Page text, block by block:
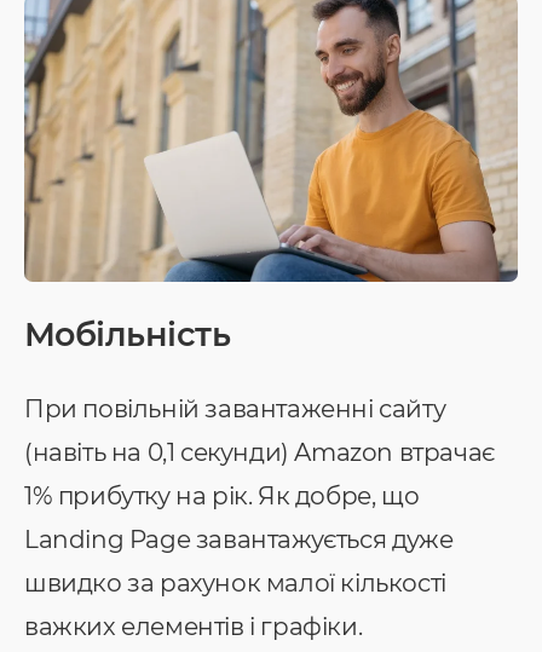
Мобільність
При повільній завантаженні сайту
(навіть на 0,1 секунди) Amazon втрачає
1% прибутку на рік. Як добре, що
Landing Page завантажується дуже
швидко за рахунок малої кількості
важких елементів і графіки.